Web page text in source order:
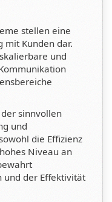
stellen eine
mit Kunden dar.
und
sinnvollen
und
die Effizienz
Niveau an
und der Effektivität